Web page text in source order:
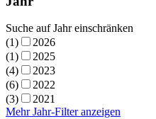
Suche auf Jahr einschränken
(1)
2026
(1)
2025
(4)
2023
(6)
2022
(3)
2021
Mehr Jahr-Filter anzeigen